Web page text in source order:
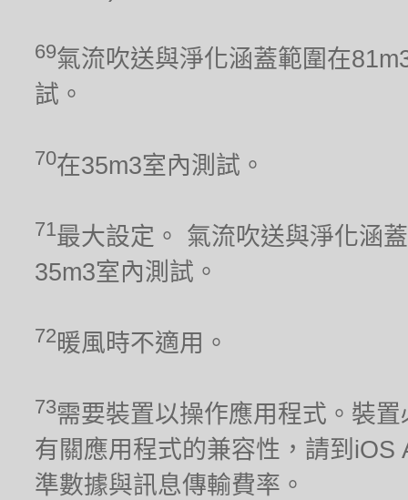
69氣流吹送與淨化涵蓋範圍在
試。
70在35m3室內測試。
71最大設定。 氣流吹送與淨化涵
35m3室內測試。
72 暖風時不適用。
73需要裝置以操作應用程式。裝
有關應用程式的兼容性，請到
準數據與訊息傳輸費率。